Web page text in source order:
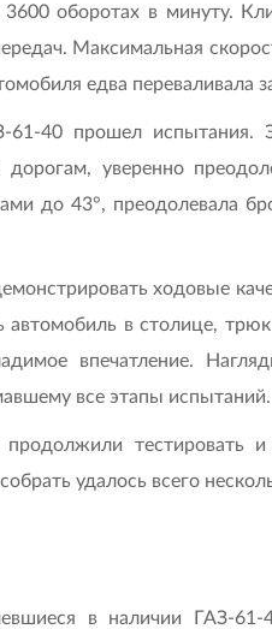
оборотах в минуту.
Максимальная
едва переваливала
40 прошел испытания.
уверенно
до 43°, преодолевала
ходовые
автомобиль в столице,
впечатление.
все этапы испытаний.
тестировать
удалось всего
в наличии ГАЗ-